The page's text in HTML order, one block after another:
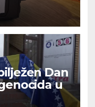
Dan
u